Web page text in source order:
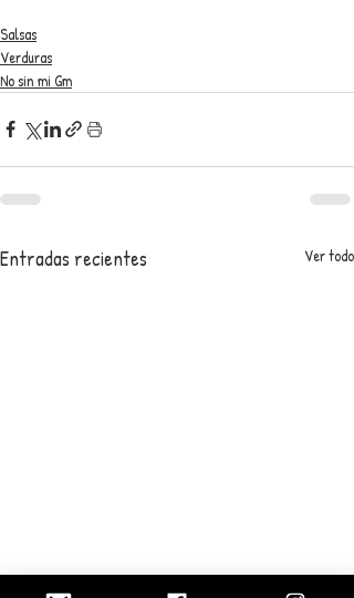
Salsas
Verduras
No sin mi Gm
Entradas recientes Ver todo